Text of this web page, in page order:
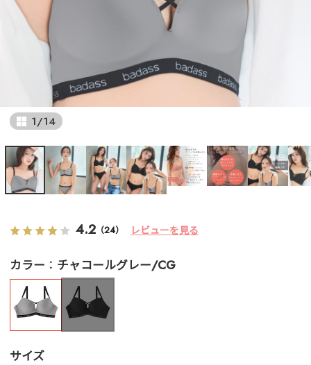
1/14
4.2 （24） レビューを見る
カラー チャコールグレー/CG
サイズ